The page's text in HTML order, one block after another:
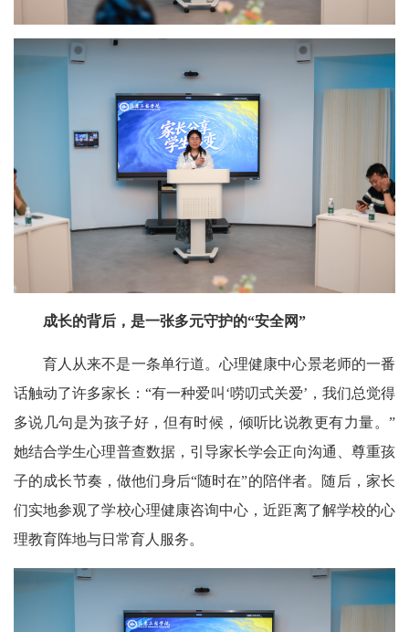
成长的背后，是一张多元守护的“安全网”
育人从来不是一条单行道。心理健康中心景老师的一番
话触动了许多家长：“有一种爱叫‘唠叨式关爱’，我们总觉得
多说几句是为孩子好，但有时候，倾听比说教更有力量。”
她结合学生心理普查数据，引导家长学会正向沟通、尊重孩
子的成长节奏，做他们身后“随时在”的陪伴者。随后，家长
们实地参观了学校心理健康咨询中心，近距离了解学校的心
理教育阵地与日常育人服务。